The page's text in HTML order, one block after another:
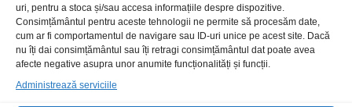
uri, pentru a stoca și/sau accesa informațiile despre dispozitive.
Consimțământul pentru aceste tehnologii ne permite să procesăm date,
cum ar fi comportamentul de navigare sau ID-uri unice pe acest site. Dacă
nu îți dai consimțământul sau îți retragi consimțământul dat poate avea
afecte negative asupra unor anumite funcționalități și funcții.
Administrează serviciile